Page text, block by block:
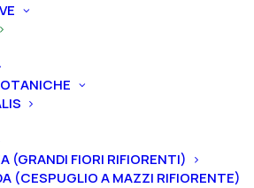
(GRANDI FIORI RIFIORENTI)
(CESPUGLIO A MAZZI RIFIORENTE)
“Hua er qiao” (Bellezze Gemelle Var.)